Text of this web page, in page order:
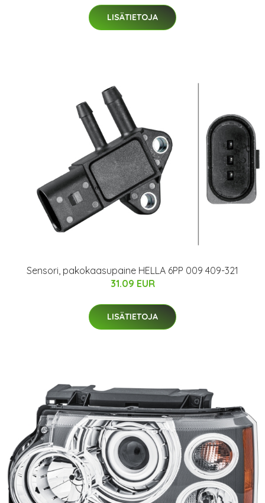
LISÄTIETOJA
Sensori, pakokaasupaine HELLA 6PP 009 409-321
31.09 EUR
LISÄTIETOJA